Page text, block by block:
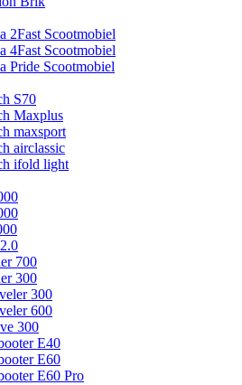
2Fast Scootmobiel
4Fast Scootmobiel
Pride Scootmobiel
S70
Maxplus
maxsport
airclassic
ifold light
700
300
300
600
300
E40
E60
E60 Pro